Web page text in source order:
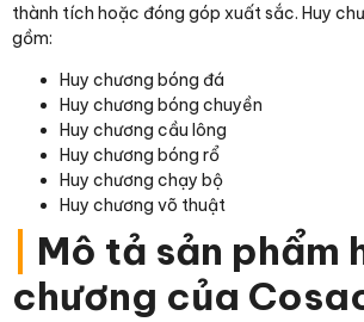
thành tích hoặc đóng góp xuất sắc. Huy
gồm:
Huy chương bóng đá
Huy chương bóng chuyền
Huy chương cầu lông
Huy chương bóng rổ
Huy chương chạy bộ
Huy chương võ thuật
Mô tả sản phẩm
chương của